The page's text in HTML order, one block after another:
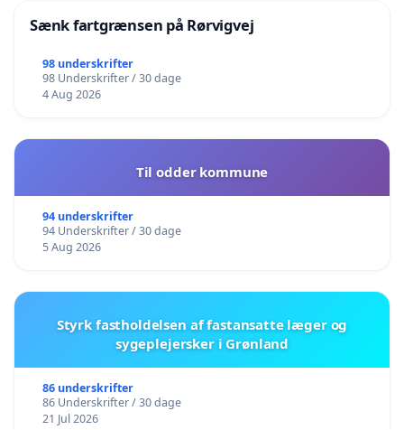
Sænk fartgrænsen på Rørvigvej
98 underskrifter
98 Underskrifter / 30 dage
4 Aug 2026
Til odder kommune
94 underskrifter
94 Underskrifter / 30 dage
5 Aug 2026
Styrk fastholdelsen af fastansatte læger og
sygeplejersker i Grønland
86 underskrifter
86 Underskrifter / 30 dage
21 Jul 2026